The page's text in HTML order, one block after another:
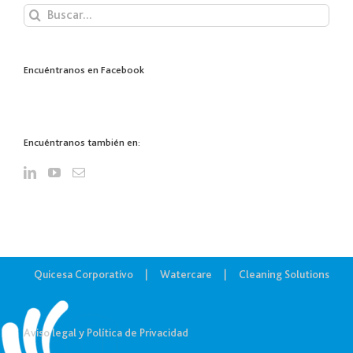
Buscar:
Encuéntranos en Facebook
Encuéntranos también en:
Quicesa Corporativo Watercare Cleaning Solutions
Aviso legal y Política de Privacidad